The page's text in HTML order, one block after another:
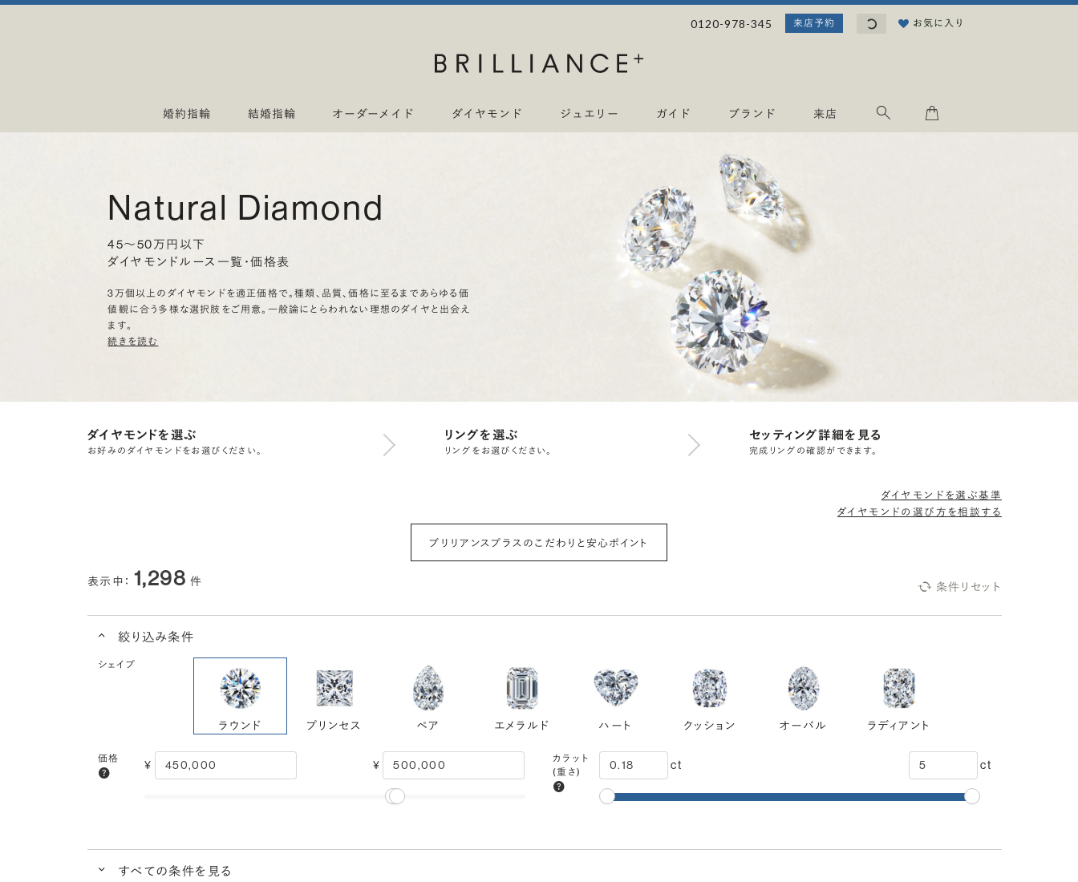
0120-978-345 来店予約
.
お気に入り
婚約指輪 結婚指輪 オーダーメイド ダイヤモンド ジュエリー ガイド ブランド 来店
Natural Diamond
45〜50万円以下
ダイヤモンドルース一覧・価格表
3万個以上のダイヤモンドを適正価格で。種類、品質、価格に至るまであらゆる価
値観に合う多様な選択肢をご用意。一般論にとらわれない理想のダイヤと出会え
ます。
続きを読む
ダイヤモンドを選ぶ
お好みのダイヤモンドをお選びください。
リングを選ぶ
リングをお選びください。
セッティング詳細を見る
完成リングの確認ができます。
ダイヤモンドを選ぶ基準
ダイヤモンドの選び方を相談する
ブリリアンスプラスのこだわりと安心ポイント
表示中： 1,298件 条件リセット
絞り込み条件
シェイプ
ラウンド プリンセス ペア エメラルド ハート クッション オーバル ラディアント
価格 ¥ ¥
カラット
(重さ)
ct ct
すべての条件を見る